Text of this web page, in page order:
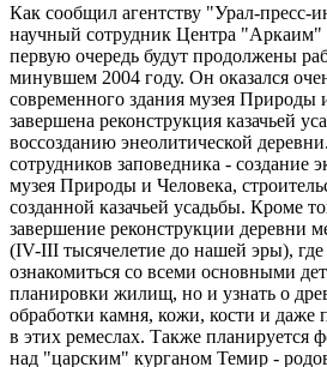
Как сообщил агентству "Урал-пресс-
научный сотрудник Центра "Аркаим"
первую очередь будут продолжены
минувшем 2004 году. Он оказался
современного здания музея Природы
завершена реконструкция казачьей
воссозданию энеолитической
сотрудников заповедника - создание
музея Природы и Человека,
созданной казачьей усадьбы. Кроме
завершение реконструкции деревни
(IV-III тысячелетие до нашей эры),
ознакомиться со всеми основными
планировки жилищ, но и узнать о
обработки камня, кожи, кости и даже
в этих ремеслах. Также планируется
над "царским" курганом Темир -